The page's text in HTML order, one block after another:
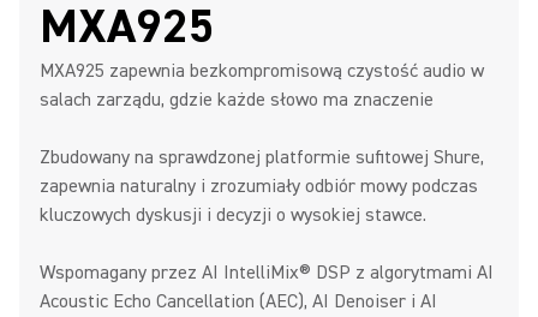
MXA925
MXA925 zapewnia bezkompromisową czystość audio w
salach zarządu, gdzie każde słowo ma znaczenie
Zbudowany na sprawdzonej platformie sufitowej Shure,
zapewnia naturalny i zrozumiały odbiór mowy podczas
kluczowych dyskusji i decyzji o wysokiej stawce.
Wspomagany przez AI IntelliMix® DSP z algorytmami AI
Acoustic Echo Cancellation (AEC), AI Denoiser i AI